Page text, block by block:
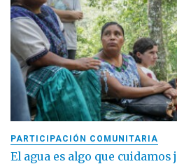
PARTICIPACIÓN COMUNITARIA
El agua es algo que cuidamos